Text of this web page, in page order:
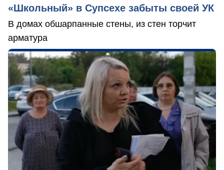
«Школьный» в Супсехе забыты своей УК
В домах обшарпанные стены, из стен торчит
арматура